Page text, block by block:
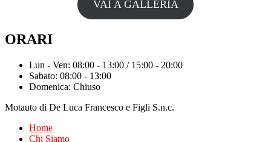
VAI A GALLERIA
ORARI
Lun - Ven: 08:00 - 13:00 / 15:00 - 20:00
Sabato: 08:00 - 13:00
Domenica: Chiuso
Motauto di De Luca Francesco e Figli S.n.c.
Home
Chi Siamo